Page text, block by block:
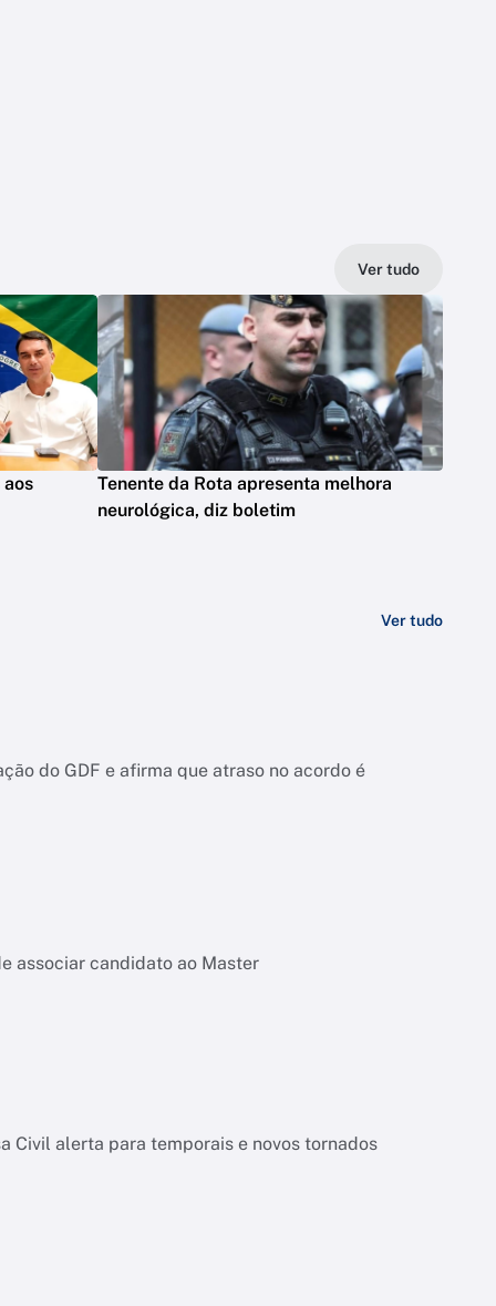
Ver tudo
Tenente da Rota apresenta melhora
neurológica, diz boletim
Ver tudo
do GDF e afirma que atraso no acordo é
associar candidato ao Master
Civil alerta para temporais e novos tornados